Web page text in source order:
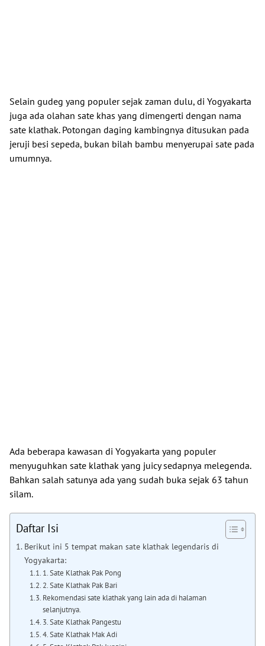
Selain gudeg yang populer sejak zaman dulu, di Yogyakarta
juga ada olahan sate khas yang dimengerti dengan nama
sate klathak. Potongan daging kambingnya ditusukan pada
jeruji besi sepeda, bukan bilah bambu menyerupai sate pada
umumnya.
Ada beberapa kawasan di Yogyakarta yang populer
menyuguhkan sate klathak yang juicy sedapnya melegenda.
Bahkan salah satunya ada yang sudah buka sejak 63 tahun
silam.
Daftar Isi
Berikut ini 5 tempat makan sate klathak legendaris di
Yogyakarta:
1. Sate Klathak Pak Pong
2. Sate Klathak Pak Bari
Rekomendasi sate klathak yang lain ada di halaman
selanjutnya.
3. Sate Klathak Pangestu
4. Sate Klathak Mak Adi